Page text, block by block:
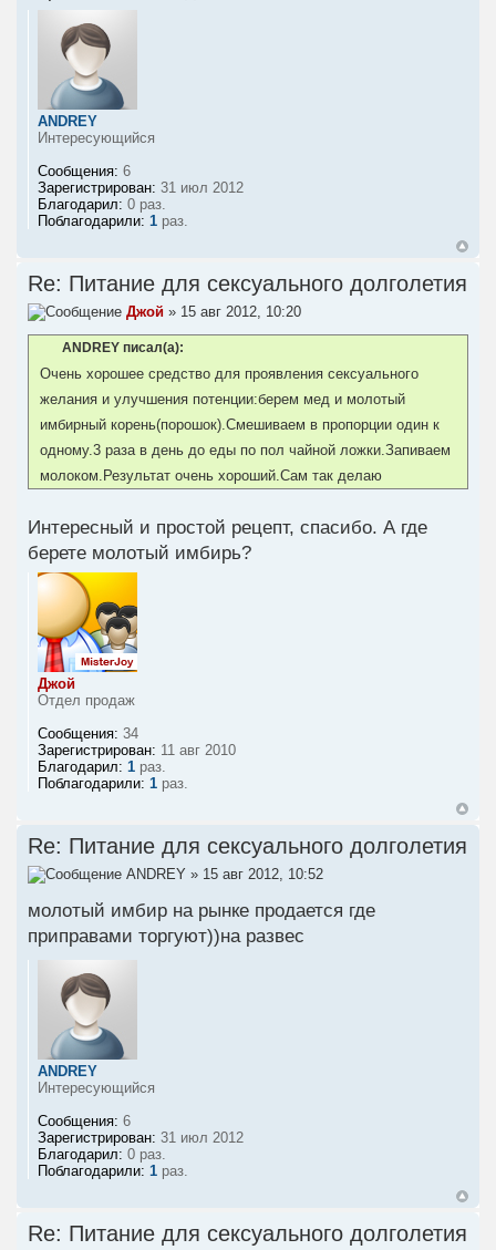
ANDREY
Интересующийся
Сообщения: 6
Зарегистрирован: 31 июл 2012
Благодарил: 0 раз.
Поблагодарили: 1 раз.
Re: Питание для сексуального долголетия
Джой » 15 авг 2012, 10:20
ANDREY писал(а):
Очень хорошее средство для проявления сексуального
желания и улучшения потенции:берем мед и молотый
имбирный корень(порошок).Смешиваем в пропорции один к
одному.3 раза в день до еды по пол чайной ложки.Запиваем
молоком.Результат очень хороший.Сам так делаю
Интересный и простой рецепт, спасибо. А где
берете молотый имбирь?
Джой
Отдел продаж
Сообщения: 34
Зарегистрирован: 11 авг 2010
Благодарил: 1 раз.
Поблагодарили: 1 раз.
Re: Питание для сексуального долголетия
ANDREY » 15 авг 2012, 10:52
молотый имбир на рынке продается где
приправами торгуют))на развес
ANDREY
Интересующийся
Сообщения: 6
Зарегистрирован: 31 июл 2012
Благодарил: 0 раз.
Поблагодарили: 1 раз.
Re: Питание для сексуального долголетия